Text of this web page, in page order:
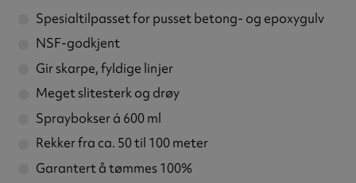
Spesialtilpasset for pusset betong- og epoxygulv
NSF-godkjent
Gir skarpe, fyldige linjer
Meget slitesterk og drøy
Spraybokser á 600 ml
Rekker fra ca. 50 til 100 meter
Garantert å tømmes 100%